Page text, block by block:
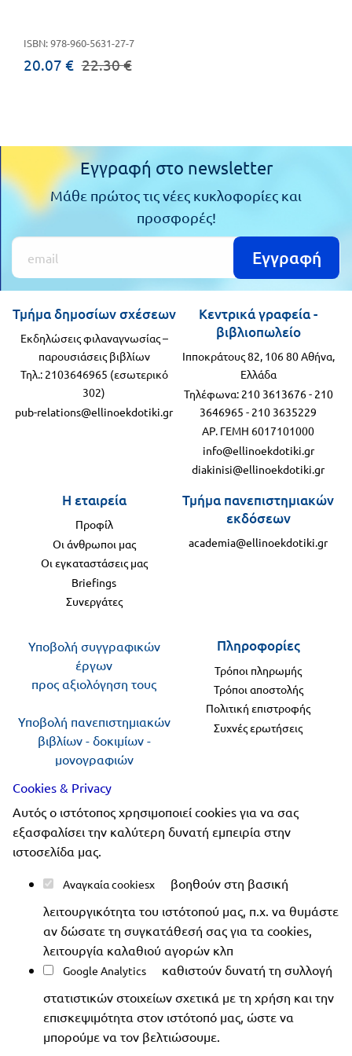
Μαθητικοί
Διαγωνισμοί
Για
λύκειο
ISBN: 978-960-5631-27-7
20.07 € 22.30 €
Εγγραφή στο newsletter
Μάθε πρώτος τις νέες κυκλοφορίες και
προσφορές!
Εγγραφή
Κεντρικά γραφεία -
βιβλιοπωλείο
Ιπποκράτους 82, 106 80 Αθήνα,
Ελλάδα
Τηλέφωνα: 210 3613676- 210
3646965 - 210 3635229
ΑΡ. ΓΕΜΗ 6017101000
info@ellinoekdotiki.gr
diakinisi@ellinoekdotiki.gr
Η εταιρεία
Προφίλ
Οι άνθρωποι μας
Οι εγκαταστάσεις μας
Briefings
Συνεργάτες
Τμήμα δημοσίων σχέσεων
Εκδηλώσεις φιλαναγνωσίας –
παρουσιάσεις βιβλίων
Τηλ.: 2103646965 (εσωτερικό
302)
pub-relations@ellinoekdotiki.gr
Τμήμα πανεπιστημιακών
εκδόσεων
academia@ellinoekdotiki.gr
Πληροφορίες
Τρόποι πληρωμής
Τρόποι αποστολής
Πολιτική επιστροφής
Συχνές ερωτήσεις
Υποβολή συγγραφικών
έργων
προς αξιολόγηση τους
Υποβολή πανεπιστημιακών
βιβλίων - δοκιμίων -
μονογραφιών
Ακολουθήστε μας
Copyright 2019-2026 ellinoekdotiki.gr - All rights
reserved| Όροι χρήσης | Προστασία δεδομένων
Ασφάλεια συναλλαγών
Cookies & Privacy
Αυτός ο ιστότοπος χρησιμοποιεί cookies για να σας
εξασφαλίσει την καλύτερη δυνατή εμπειρία στην
ιστοσελίδα μας.
Αναγκαία cookies
βοηθούν στη βασική
λειτουργικότητα του ιστότοπού μας, π.χ. να θυμάστε
αν δώσατε τη συγκατάθεσή σας για τα cookies,
λειτουργία καλαθιού αγορών κλπ
Google Analytics
καθιστούν δυνατή τη συλλογή
στατιστικών στοιχείων σχετικά με τη χρήση και την
επισκεψιμότητα στον ιστότοπό μας, ώστε να
μπορούμε να τον βελτιώσουμε.